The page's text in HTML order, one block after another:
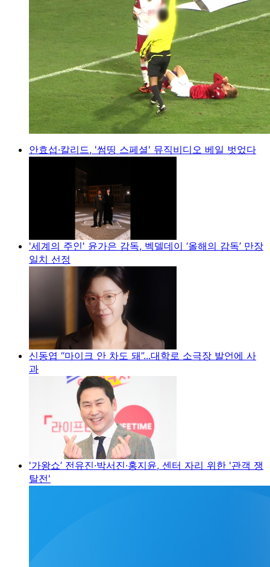
안효섭·칼리드, '썸띵 스페셜' 뮤직비디오 베일 벗었다
'세계의 주인' 윤가은 감독, 벡델데이 ‘올해의 감독’ 만장
일치 선정
신동엽 “마이크 안 차도 돼”...대학로 소극장 발언에 사
과
'가왕쇼’ 전유진·박서진·홍지윤, 센터 자리 위한 '관객 쟁
탈전'